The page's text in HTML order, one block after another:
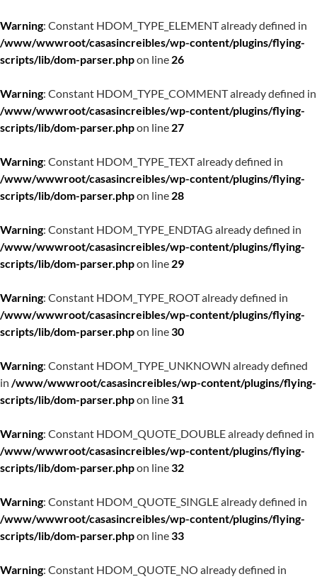
Warning: Constant HDOM_TYPE_ELEMENT already defined in
/www/wwwroot/casasincreibles/wp-content/plugins/flying-
scripts/lib/dom-parser.phpon line 26
Warning: Constant HDOM_TYPE_COMMENT already defined in
/www/wwwroot/casasincreibles/wp-content/plugins/flying-
scripts/lib/dom-parser.phpon line 27
Warning: Constant HDOM_TYPE_TEXT already defined in
/www/wwwroot/casasincreibles/wp-content/plugins/flying-
scripts/lib/dom-parser.phpon line 28
Warning: Constant HDOM_TYPE_ENDTAG already defined in
/www/wwwroot/casasincreibles/wp-content/plugins/flying-
scripts/lib/dom-parser.phpon line 29
Warning: Constant HDOM_TYPE_ROOT already defined in
/www/wwwroot/casasincreibles/wp-content/plugins/flying-
scripts/lib/dom-parser.phpon line30
Warning: Constant HDOM_TYPE_UNKNOWN already defined
in /www/wwwroot/casasincreibles/wp-content/plugins/flying-
scripts/lib/dom-parser.phpon line31
Warning: Constant HDOM_QUOTE_DOUBLE already defined in
/www/wwwroot/casasincreibles/wp-content/plugins/flying-
scripts/lib/dom-parser.phpon line32
Warning: Constant HDOM_QUOTE_SINGLE already defined in
/www/wwwroot/casasincreibles/wp-content/plugins/flying-
scripts/lib/dom-parser.phpon line33
Warning: Constant HDOM_QUOTE_NO already defined in